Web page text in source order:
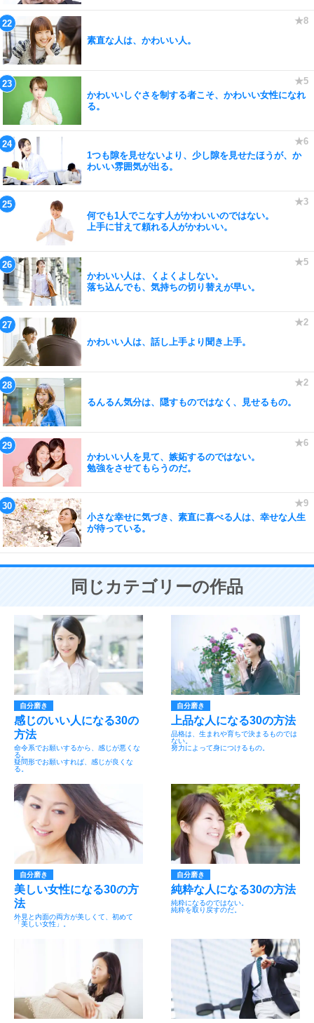
素直な人は、かわいい人。
かわいいしぐさを制する者こそ、かわいい女性になれ
る。
1つも隙を見せないより、少し隙を見せたほうが、か
わいい雰囲気が出る。
何でも1人でこなす人がかわいいのではない。
上手に甘えて頼れる人がかわいい。
かわいい人は、くよくよしない。
落ち込んでも、気持ちの切り替えが早い。
かわいい人は、話し上手より聞き上手。
るんるん気分は、隠すものではなく、見せるもの。
かわいい人を見て、嫉妬するのではない。
勉強をさせてもらうのだ。
小さな幸せに気づき、素直に喜べる人は、幸せな人生
が待っている。
同じカテゴリーの作品
自分磨き
感じのいい人になる30の
方法
命令系でお願いするから、感じが悪くな
る。
疑問形でお願いすれば、感じが良くな
る。
自分磨き
上品な人になる30の方法
品格は、生まれや育ちで決まるものでは
ない。
努力によって身につけるもの。
自分磨き
美しい女性になる30の方
法
外見と内面の両方が美しくて、初めて
「美しい女性」。
自分磨き
純粋な人になる30の方法
純粋になるのではない。
純粋を取り戻すのだ。